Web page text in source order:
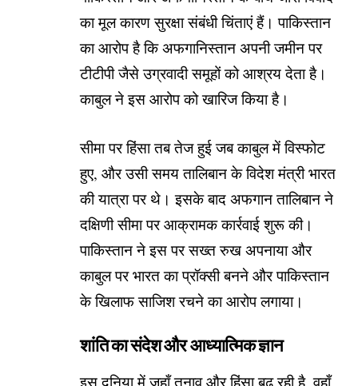
का मूल कारण सुरक्षा संबंधी चिंताएं हैं। पाकिस्तान
का आरोप है कि अफगानिस्तान अपनी जमीन पर
टीटीपी जैसे उग्रवादी समूहों को आश्रय देता है।
काबुल ने इस आरोप को खारिज किया है।
सीमा पर हिंसा तब तेज हुई जब काबुल में विस्फोट
हुए, और उसी समय तालिबान के विदेश मंत्री भारत
की यात्रा पर थे। इसके बाद अफगान तालिबान ने
दक्षिणी सीमा पर आक्रामक कार्रवाई शुरू की।
पाकिस्तान ने इस पर सख्त रुख अपनाया और
काबुल पर भारत का प्रॉक्सी बनने और पाकिस्तान
के खिलाफ साजिश रचने का आरोप लगाया।
शांति का संदेश और आध्यात्मिक ज्ञान
इस दुनिया में जहाँ तनाव और हिंसा बढ़ रही है, वहाँ